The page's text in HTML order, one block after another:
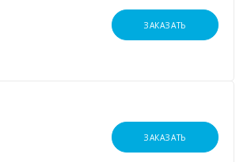
ЗАКАЗАТЬ
ЗАКАЗАТЬ